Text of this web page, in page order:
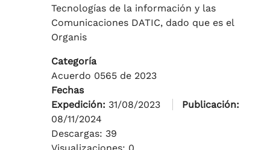
Tecnologías de la información y las
Comunicaciones DATIC, dado que es el
Organis
Categoría
Acuerdo 0565 de 2023
Fechas
Expedición: 31/08/2023
Publicación:
08/11/2024
Descargas: 39